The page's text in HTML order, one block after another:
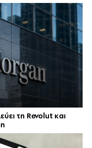
τη Revolut και